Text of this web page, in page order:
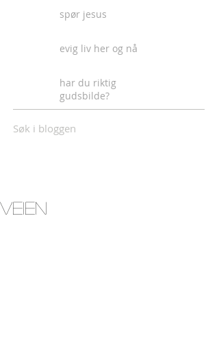
Søk i bloggen
spør jesus
evig liv her og nå
har du riktig
gudsbilde?
Veien